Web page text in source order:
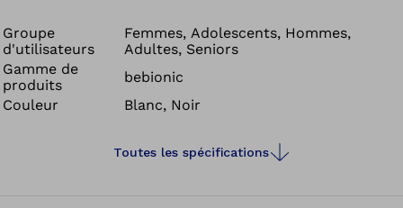
Groupe
d'utilisateurs
Femmes, Adolescents, Hommes,
Adultes, Seniors
Gamme de
produits
bebionic
Couleur
Blanc, Noir
Toutes les spécifications